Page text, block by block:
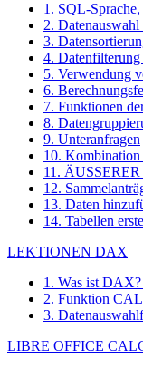
1. SQL-
2.
3.
4.
5. Verwendung
6.
7. Funktionen
8.
9. Unteranfragen
10.
11.
12.
13. Daten
14. Tabellen
LEKTIONEN DAX
1. Was ist
2. Funktion
3.
LIBRE OFFICE